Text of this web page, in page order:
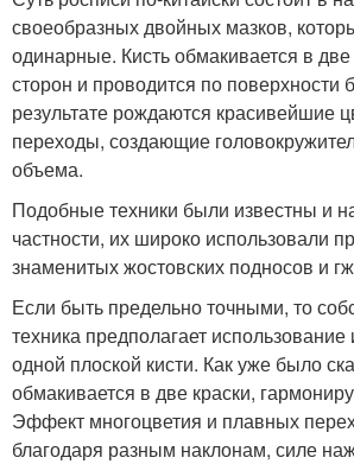
своеобразных двойных мазков,
одинарные. Кисть обмакивается в две
сторон и проводится по поверхности
результате рождаются красивейшие
переходы, создающие
объема.
Подобные техники были известны и
частности, их широко использовали
знаменитых жостовских подносов и
Если быть предельно точными, то
техника предполагает
одной плоской кисти. Как уже было
обмакивается в две краски,
Эффект многоцветия и плавных
благодаря разным наклонам, силе